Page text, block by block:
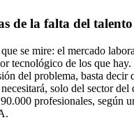
de la falta del
se mire: el mercado
tecnológico de los que hay.
del problema, basta decir
solo del sector del
profesionales, según